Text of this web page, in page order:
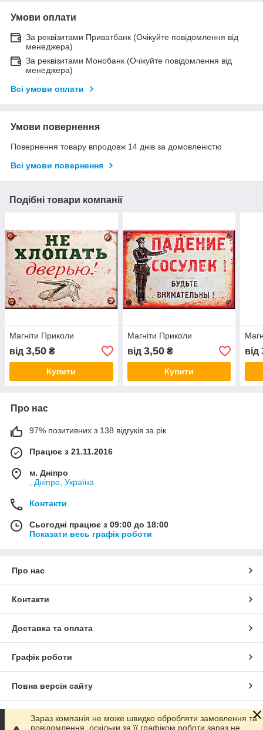
Умови оплати
За реквізитами Приватбанк (Очікуйте повідомлення від
менеджера)
За реквізитами Монобанк (Очікуйте повідомлення від
менеджера)
Всі умови оплати
Умови повернення
Повернення товару впродовж 14 днів за домовленістю
Всі умови повернення
Подібні товари компанії
Магніти Приколи
від 3,50 ₴
Купити
Магніти Приколи
від 3,50₴
Купити
від
Про нас
97% позитивних з 138 відгуків за рік
Працює з 21.11.2016
м. Дніпро
, Дніпро, Україна
Контакти
Сьогодні працює з 09:00 до 18:00
Показати весь графік роботи
Про нас
Контакти
Доставка та оплата
Графік роботи
Повна версія сайту
Сайт створено на маркетплейсіProm.ua
Зараз компанія не може швидко обробляти замовлення та
повідомлення, оскільки за її графіком роботи зараз не